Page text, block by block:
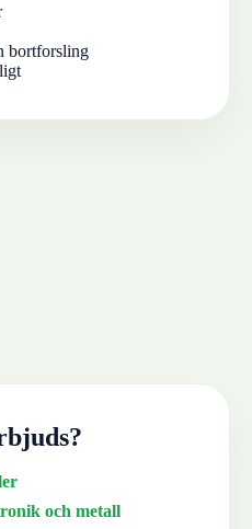
bortforsling
och metall